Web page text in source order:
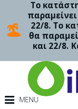
Το
22/8. Το
θα
και 22/8.
MENU